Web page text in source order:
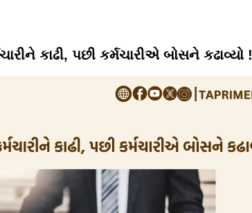
કાઢી, પછી કર્મચારીએ બોસને કઢાવ્યો !